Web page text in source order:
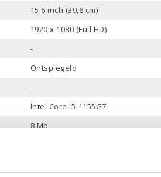
15.6 inch (39,6 cm)
1920 x 1080 (Full HD)
-
Ontspiegeld
-
Intel Core i5-1155G7
8 Mb